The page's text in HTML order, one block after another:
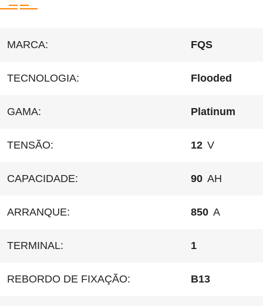
MARCA: FQS
TECNOLOGIA: Flooded
GAMA: Platinum
TENSÃO: 12 V
CAPACIDADE: 90 AH
ARRANQUE: 850 A
TERMINAL: 1
REBORDO DE FIXAÇÃO: B13